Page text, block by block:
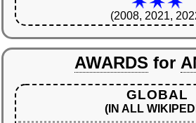
(2008, 2021,
AWARDS for
GLOBAL
(IN ALL